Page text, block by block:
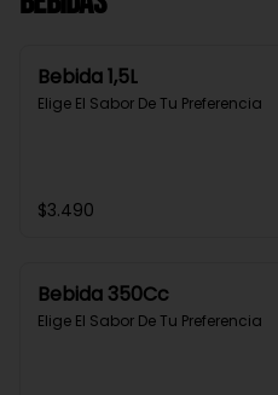
Bebida 1,5L
Elige El Sabor De Tu Preferencia
$3.490
Bebida 350Cc
Elige El Sabor De Tu Preferencia